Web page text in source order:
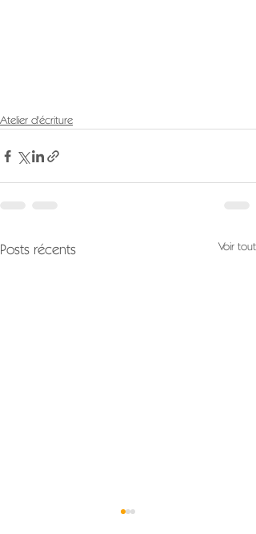
Atelier d'écriture
Posts récents Voir tout